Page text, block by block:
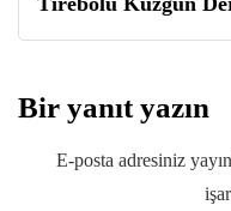
Bir yanıt yazın
E-posta adresiniz